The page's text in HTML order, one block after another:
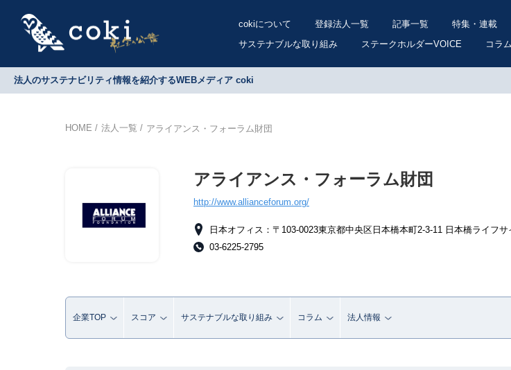
cokiについて 登録法人一覧 記事一覧 特集・連載
サステナブルな取り組み
ステークホルダーVOICE コラ
法人のサステナビリティ情報を紹介するWEBメディア coki
HOME 法人一覧 アライアンス・フォーラム財団
アライアンス・フォーラム財団
http://www.allianceforum.org/
日本オフィス：〒103-0023東京都中央区日本橋本町2-3-11 日本橋ライフ
03-6225-2795
企業TOP スコア サステナブルな取り組み コラム 法人情報